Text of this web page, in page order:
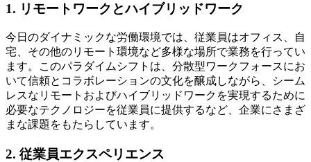
1. リモートワークとハイブリッドワーク
今日のダイナミックな労働環境では、従業員はオフィス、自
宅、その他のリモート環境など多様な場所で業務を行ってい
ます。このパラダイムシフトは、分散型ワークフォースにお
いて信頼とコラボレーションの文化を醸成しながら、シーム
レスなリモートおよびハイブリッドワークを実現するために
必要なテクノロジーを従業員に提供するなど、企業にさまざ
まな課題をもたらしています。
2. 従業員エクスペリエンス